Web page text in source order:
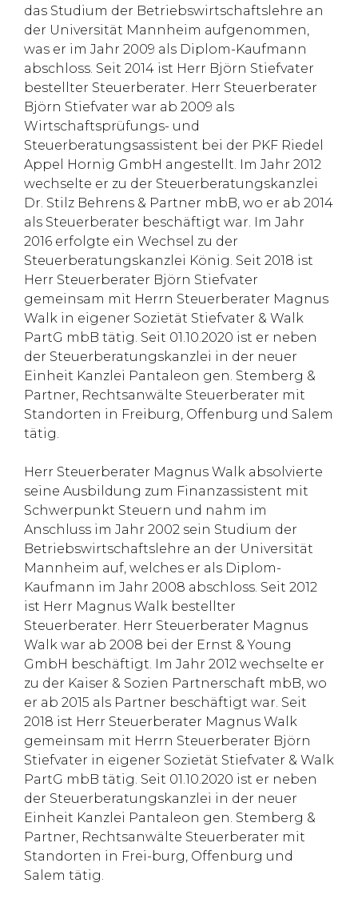
das Studium der Betriebswirtschaftslehre an
der Universität Mannheim aufgenommen,
was er im Jahr 2009 als Diplom-Kaufmann
abschloss. Seit 2014 ist Herr Björn Stiefvater
bestellter Steuerberater. Herr Steuerberater
Björn Stiefvater war ab 2009 als
Wirtschaftsprüfungs- und
Steuerberatungsassistent bei der PKF Riedel
Appel Hornig GmbH angestellt. Im Jahr 2012
wechselte er zu der Steuerberatungskanzlei
Dr. Stilz Behrens & Partner mbB, wo er ab 2014
als Steuerberater beschäftigt war. Im Jahr
2016 erfolgte ein Wechsel zu der
Steuerberatungskanzlei König. Seit 2018 ist
Herr Steuerberater Björn Stiefvater
gemeinsam mit Herrn Steuerberater Magnus
Walk in eigener Sozietät Stiefvater & Walk
PartG mbB tätig. Seit 01.10.2020 ist er neben
der Steuerberatungskanzlei in der neuer
Einheit Kanzlei Pantaleon gen. Stemberg &
Partner, Rechtsanwälte Steuerberater mit
Standorten in Freiburg, Offenburg und Salem
tätig.
Herr Steuerberater Magnus Walk absolvierte
seine Ausbildung zum Finanzassistent mit
Schwerpunkt Steuern und nahm im
Anschluss im Jahr 2002 sein Studium der
Betriebswirtschaftslehre an der Universität
Mannheim auf, welches er als Diplom-
Kaufmann im Jahr 2008 abschloss. Seit 2012
ist Herr Magnus Walk bestellter
Steuerberater. Herr Steuerberater Magnus
Walk war ab 2008 bei der Ernst & Young
GmbH beschäftigt. Im Jahr 2012 wechselte er
zu der Kaiser & Sozien Partnerschaft mbB, wo
er ab 2015 als Partner beschäftigt war. Seit
2018 ist Herr Steuerberater Magnus Walk
gemeinsam mit Herrn Steuerberater Björn
Stiefvater in eigener Sozietät Stiefvater & Walk
PartG mbB tätig. Seit 01.10.2020 ist er neben
der Steuerberatungskanzlei in der neuer
Einheit Kanzlei Pantaleon gen. Stemberg &
Partner, Rechtsanwälte Steuerberater mit
Standorten in Frei-burg, Offenburg und
Salem tätig.